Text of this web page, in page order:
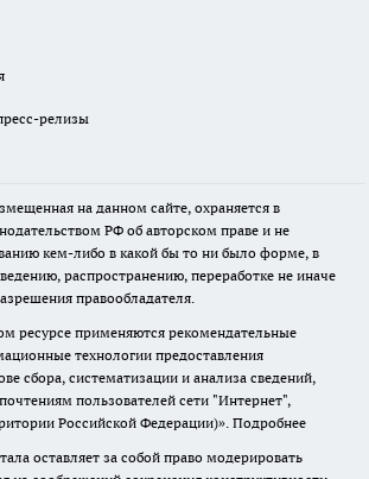
релизы
на данном сайте, охраняется в
РФ об авторском праве и не
кем-либо в какой бы то ни было форме, в
распространению, переработке не иначе
правообладателя.
ресурсе применяются рекомендательные
технологии предоставления
сбора, систематизации и анализа сведений,
пользователей сети "Интернет",
Российской Федерации)». Подробнее
оставляет за собой право модерировать